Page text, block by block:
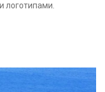
логотипами.